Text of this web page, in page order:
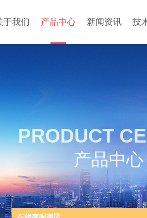
于我们 产品中心 新闻资讯 技
PRODUCT
产品中心